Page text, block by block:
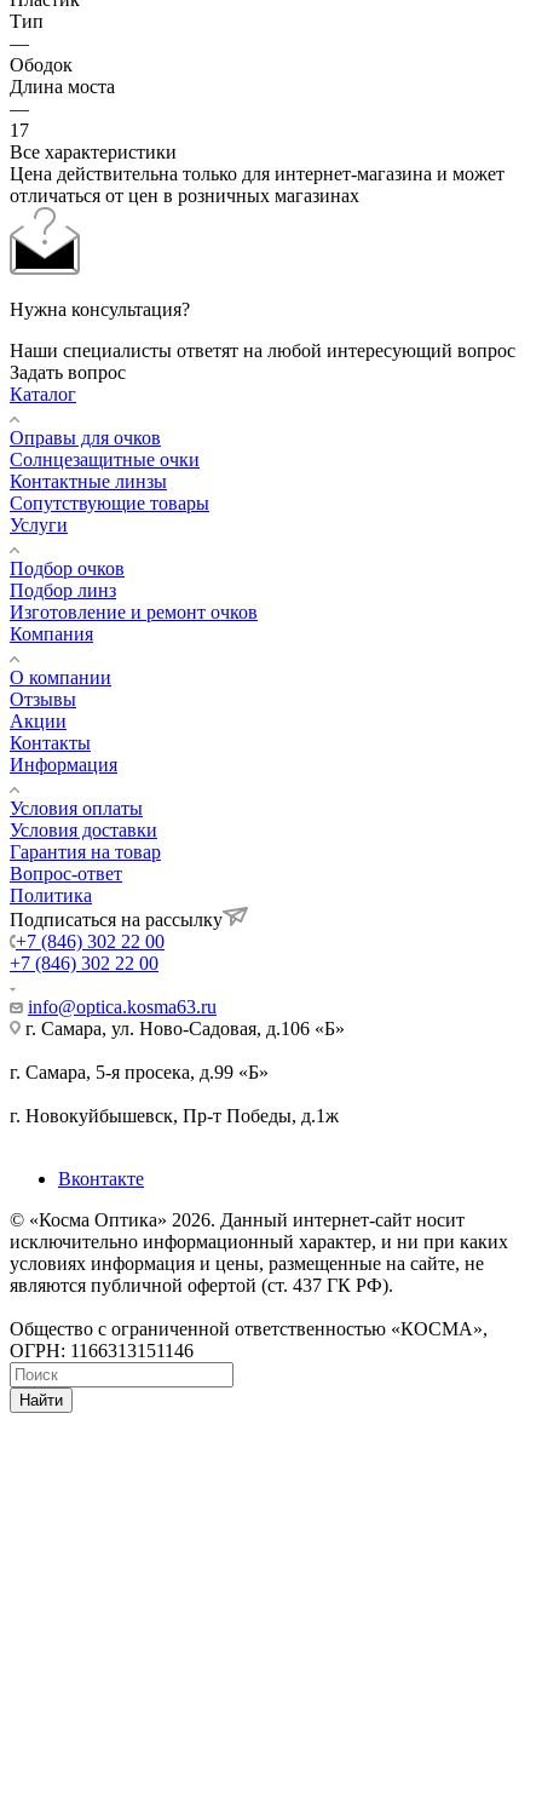
Тип
—
Ободок
Длина моста
—
17
Все характеристики
Цена действительна только для интернет-магазина и может
отличаться от цен в розничных магазинах
Нужна консультация?
Наши специалисты ответят на любой интересующий вопрос
Задать вопрос
Каталог
Оправы для очков
Солнцезащитные очки
Контактные линзы
Сопутствующие товары
Услуги
Подбор очков
Подбор линз
Изготовление и ремонт очков
Компания
О компании
Отзывы
Акции
Контакты
Информация
Условия оплаты
Условия доставки
Гарантия на товар
Вопрос-ответ
Политика
Подписаться на рассылку
+7 (846) 302 22 00
+7 (846) 302 22 00
info@optica.kosma63.ru
г. Самара, ул. Ново-Садовая, д.106 «Б»
г. Самара, 5-я просека, д.99 «Б»
г. Новокуйбышевск, Пр-т Победы, д.1ж
Вконтакте
© «Косма Оптика» 2026. Данный интернет-сайт носит
исключительно информационный характер, и ни при каких
условиях информация и цены, размещенные на сайте, не
являются публичной офертой (ст. 437 ГК РФ).
Общество с ограниченной ответственностью «КОСМА»,
ОГРН: 1166313151146
Найти